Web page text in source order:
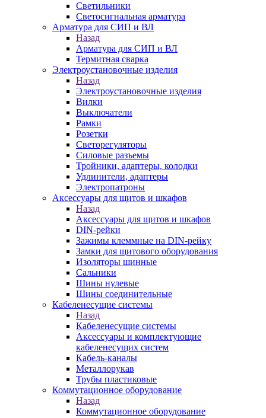
Светильники
Светосигнальная арматура
Арматура для СИП и ВЛ
Назад
Арматура для СИП и ВЛ
Термитная сварка
Электроустановочные изделия
Назад
Электроустановочные изделия
Вилки
Выключатели
Рамки
Розетки
Светорегуляторы
Силовые разъемы
Тройники, адаптеры, колодки
Удлинители, адаптеры
Электропатроны
Аксессуары для щитов и шкафов
Назад
Аксессуары для щитов и шкафов
DIN-рейки
Зажимы клеммные на DIN-рейку
Замки для щитового оборудования
Изоляторы шинные
Сальники
Шины нулевые
Шины соединительные
Кабеленесущие системы
Назад
Кабеленесущие системы
Аксессуары и комплектующие
кабеленесущих систем
Кабель-каналы
Металлорукав
Трубы пластиковые
Коммутационное оборудование
Назад
Коммутационное оборудование